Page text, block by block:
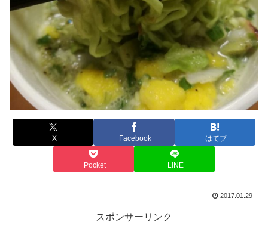
X Facebook はてブ
Pocket LINE
2017.01.29
スポンサーリンク